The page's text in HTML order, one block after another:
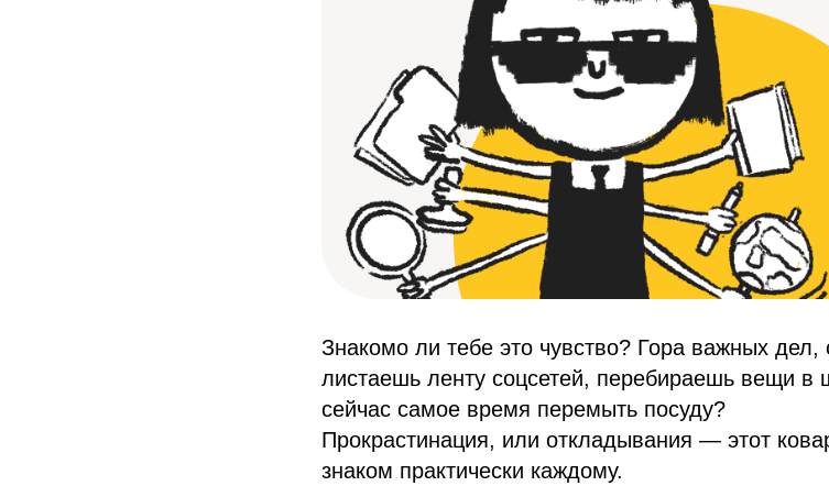
Знакомо ли тебе это чувство? Гора важных
листаешь ленту соцсетей, перебираешь вещи
сейчас самое время перемыть посуду?
Прокрастинация, или откладывания — этот
знаком практически каждому.